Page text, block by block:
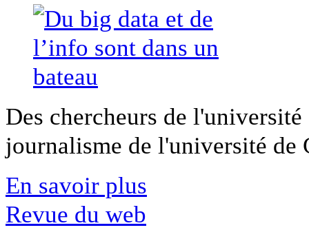
Des chercheurs de
journalisme de l'université
En savoir plus
Revue du web